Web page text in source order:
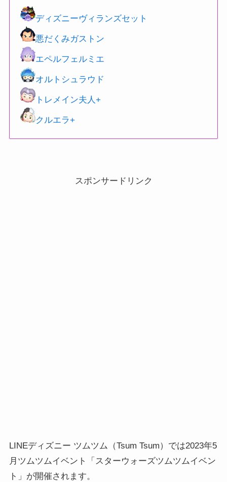
ディズニーヴィランズセット
悪だくみガストン
エペルフェルミエ
オルトシュラウド
トレメイン夫人+
クルエラ+
スポンサードリンク
LINEディズニー ツムツム（Tsum Tsum）では2023年5
月ツムツムイベント「スターウォーズツムツムイベン
ト」が開催されます。